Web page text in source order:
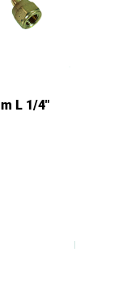
L 1/4"